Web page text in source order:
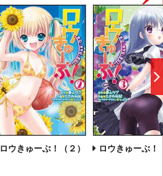
ロウきゅーぶ！（２） ロウきゅーぶ！